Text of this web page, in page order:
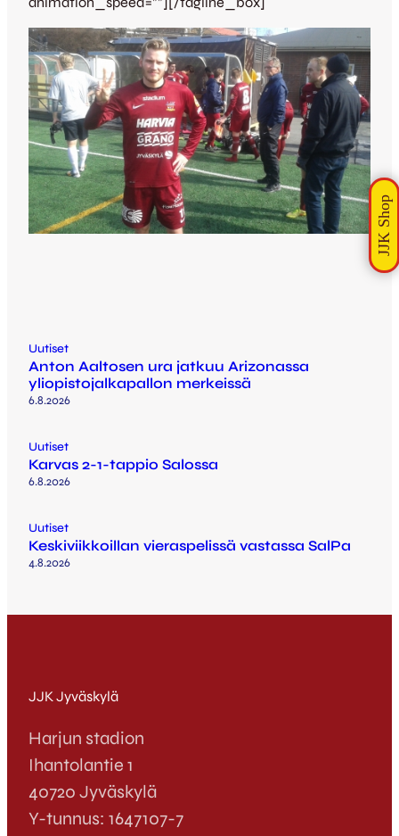
Uutiset
Anton Aaltosen ura jatkuu Arizonassa
yliopistojalkapallon merkeissä
6.8.2026
Uutiset
Karvas 2-1-tappio Salossa
6.8.2026
Uutiset
Keskiviikkoillan vieraspelissä vastassa SalPa
4.8.2026
JJK Jyväskylä
Harjun stadion
Ihantolantie 1
40720 Jyväskylä
Y-tunnus: 1647107-7